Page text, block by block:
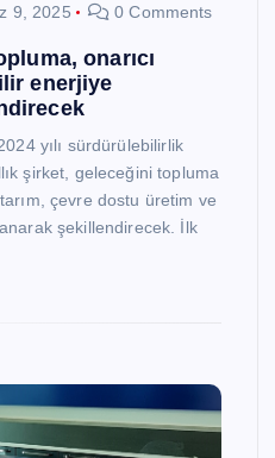
9, 2025 0 Comments
onarıcı
enerjiye
yılı sürdürülebilirlik
şirket, geleceğini topluma
çevre dostu üretim ve
şekillendirecek. İlk